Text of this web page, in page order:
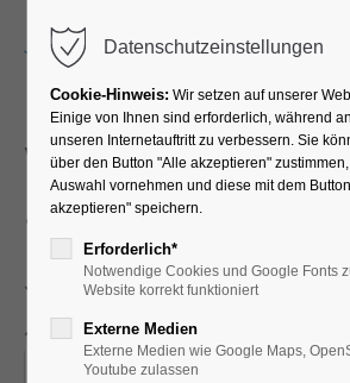
Vortrag Frau Dr.
Schulenberg
) „Keine Zeit"
10.06.2025, 11:50
Datenschutzeinstellungen
Cookie-Hinweis: Wir setzen auf unserer
Einige von Ihnen sind erforderlich, während
unseren Internetauftritt zu verbessern. Sie
über den Button "Alle akzeptieren"
Auswahl vornehmen und diese mit dem
akzeptieren" speichern.
Erforderlich*
Notwendige Cookies und Google Fonts
Website korrekt funktioniert
Externe Medien
Externe Medien wie Google Maps,
Youtube zulassen